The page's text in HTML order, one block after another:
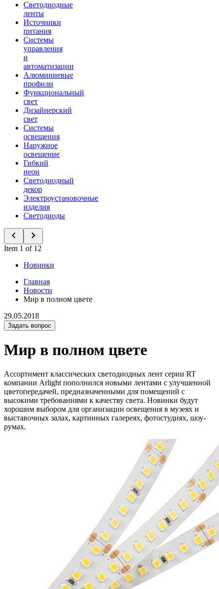
Светодиодные
ленты
Источники
питания
Системы
управления
и
автоматизации
Алюминиевые
профили
Функциональный
свет
Дизайнерский
свет
Системы
освещения
Наружное
освещение
Гибкий
неон
Светодиодный
декор
Электроустановочные
изделия
Светодиоды
Item 1 of 12
Новинки
Главная
Новости
Мир в полном цвете
29.05.2018
Задать вопрос
Мир в полном цвете
Ассортимент классических светодиодных лент серии RT
компании Arlight пополнился новыми лентами с улучшенной
цветопередачей, предназначенными для помещений с
высокими требованиями к качеству света. Новинки будут
хорошим выбором для организации освещения в музеях и
выставочных залах, картинных галереях, фотостудиях, шоу-
румах.